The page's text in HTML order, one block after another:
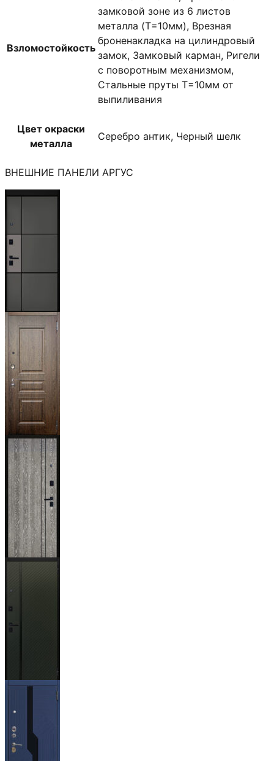
Взломостойкость
замковой зоне из 6 листов
металла (T=10мм), Врезная
броненакладка на цилиндровый
замок, Замковый карман, Ригели
с поворотным механизмом,
Стальные пруты T=10мм от
выпиливания
Цвет окраски
металла
Серебро антик, Черный шелк
ВНЕШНИЕ ПАНЕЛИ АРГУС
Мичиган
Магистр
Дуб кантри
тёмный